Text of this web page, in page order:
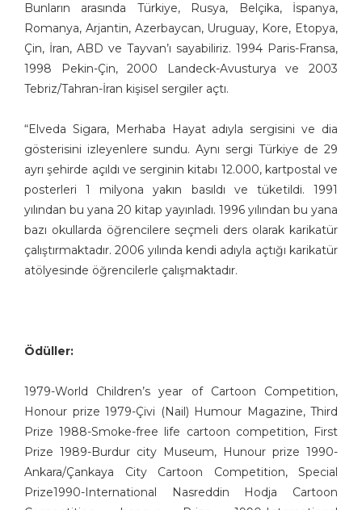
Bedri Koraman
Behiç Ak
Behiç Yalçın Ayrancıoğlu
Beytullah Heper
Birol Çün
Burak Ergin
Burhan Solukçu
Burhanettin Ardagil
Bülent Arabacıoğlu
Bülent Cevdet Karaköse
Bülent Dağaşan
Cem Güzeloğlu
Cihan Demirci
Cumhur Gazioğlu
Deniz Dokgöz
Ekrem Borazan
Ekrem Kılıç
Emin M. Çizmeci
Bunların arasında Türkiye, Rusya, Belçika, İspanya,
Romanya, Arjantin, Azerbaycan, Uruguay, Kore, Etopya,
Çin, İran, ABD ve Tayvan’ı sayabiliriz. 1994 Paris-Fransa,
1998 Pekin-Çin, 2000 Landeck-Avusturya ve 2003
Tebriz/Tahran-İran kişisel sergiler açtı.
“Elveda Sigara, Merhaba Hayat adıyla sergisini ve dia
gösterisini izleyenlere sundu. Aynı sergi Türkiye de 29
ayrı şehirde açıldı ve serginin kitabı 12.000, kartpostal ve
posterleri 1 milyona yakın basıldı ve tüketildi. 1991
yılından bu yana 20 kitap yayınladı. 1996 yılından bu yana
bazı okullarda öğrencilere seçmeli ders olarak karikatür
çalıştırmaktadır. 2006 yılında kendi adıyla açtığı karikatür
atölyesinde öğrencilerle çalışmaktadır.
Ödüller:
1979-World Children’s year of Cartoon Competition,
Honour prize 1979-Çivi (Nail) Humour Magazine, Third
Prize 1988-Smoke-free life cartoon competition, First
Prize 1989-Burdur city Museum, Hunour prize 1990-
Ankara/Çankaya City Cartoon Competition, Special
Prize1990-International Nasreddin Hodja Cartoon